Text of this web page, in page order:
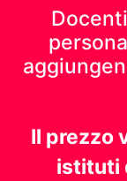
Il prezzo
istituti